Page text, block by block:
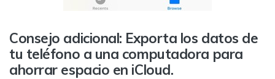
Consejo adicional: Exporta los datos de
tu teléfono a una computadora para
ahorrar espacio en iCloud.